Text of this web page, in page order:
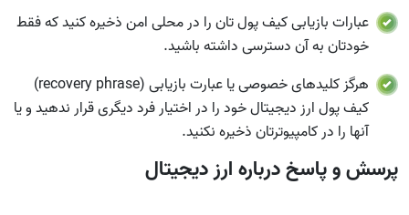
عبارات بازیابی کیف پول تان را در محلی امن ذخیره کنید که فقط
خودتان به آن دسترسی داشته باشید.
هرگز کلیدهای خصوصی یا عبارت بازیابی (recovery phrase)
کیف پول ارز دیجیتال خود را در اختیار فرد دیگری قرار ندهید و یا
آنها را در کامپیوترتان ذخیره نکنید.
پرسش و پاسخ درباره ارز دیجیتال